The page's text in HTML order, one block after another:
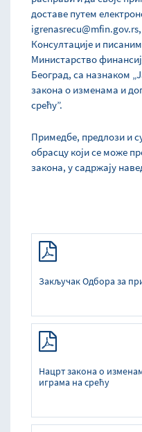
доставе путем
Консултације и
Министарство
Београд, са назнаком
закона о изменама и
срећу”.
Примедбе, предлози и
обрасцу који се може
закона, у садржају
Закључак Одбора за
Нацрт закона о
играма на срећу